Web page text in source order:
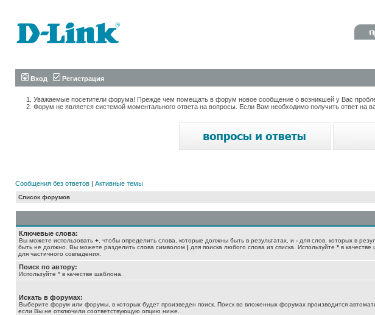
Вход Регистрация
Уважаемые посетители форума! Прежде чем помещать в форум новое сообщение о возникшей у Вас
Форум не является системой моментального ответа на вопросы. Если Вам необходимо получить ответ на
Сообщения без ответов | Активные темы
Список форумов
Ключевые слова:
Вы можете использовать + , чтобы определить слова, которые должны быть в результатах, и - для слов, которых в
быть не должно. Вы можете разделить слова символом | для поиска любого слова из списка. Используйте * в качестве
для частичного совпадения.
Поиск по автору:
Используйте * в качестве шаблона.
Искать в форумах:
Выберите форум или форумы, в которых будет произведен поиск. Поиск во вложенных форумах производится
если Вы не отключили соответствующую опцию ниже.